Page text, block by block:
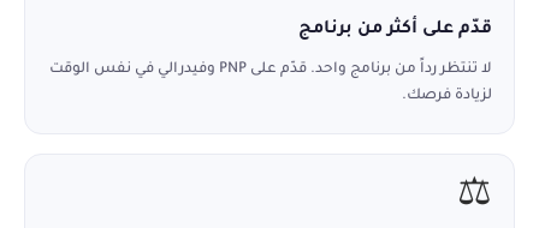
قدّم على أكثر من برنامج
لا تنتظر رداً من برنامج واحد. قدّم على PNP وفيدرالي في نفس الوقت
لزيادة فرصك.
⚖️